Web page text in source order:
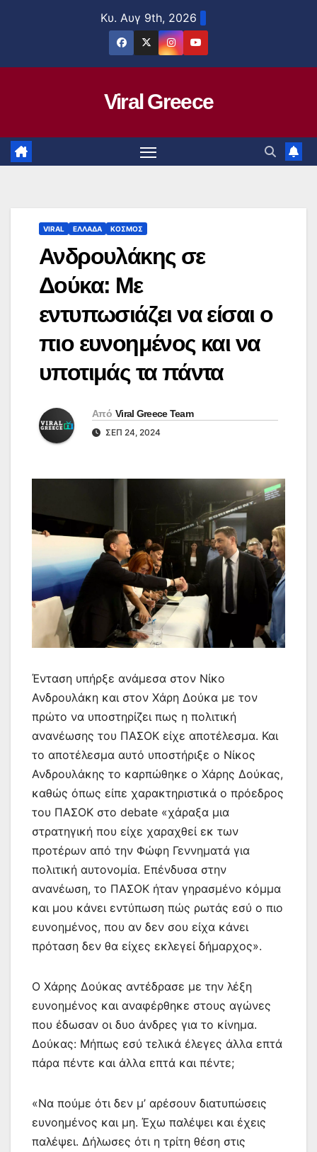
Κυ. Αυγ 9th, 2026
Viral Greece
VIRAL ΕΛΛΑΔΑ ΚΟΣΜΟΣ
Ανδρουλάκης σε
Δούκα: Με
εντυπωσιάζει να είσαι ο
πιο ευνοημένος και να
υποτιμάς τα πάντα
Από Viral Greece Team
ΣΕΠ 24, 2024
Ένταση υπήρξε ανάμεσα στον Νίκο
Ανδρουλάκη και στον Χάρη Δούκα με τον
πρώτο να υποστηρίζει πως η πολιτική
ανανέωσης του ΠΑΣΟΚ είχε αποτέλεσμα. Και
το αποτέλεσμα αυτό υποστήριξε ο Νίκος
Ανδρουλάκης το καρπώθηκε ο Χάρης Δούκας,
καθώς όπως είπε χαρακτηριστικά ο πρόεδρος
του ΠΑΣΟΚ στο debate «χάραξα μια
στρατηγική που είχε χαραχθεί εκ των
προτέρων από την Φώφη Γεννηματά για
πολιτική αυτονομία. Επένδυσα στην
ανανέωση, το ΠΑΣΟΚ ήταν γηρασμένο κόμμα
και μου κάνει εντύπωση πώς ρωτάς εσύ ο πιο
ευνοημένος, που αν δεν σου είχα κάνει
πρόταση δεν θα είχες εκλεγεί δήμαρχος».
Ο Χάρης Δούκας αντέδρασε με την λέξη
ευνοημένος και αναφέρθηκε στους αγώνες
που έδωσαν οι δυο άνδρες για το κίνημα.
Δούκας: Μήπως εσύ τελικά έλεγες άλλα επτά
πάρα πέντε και άλλα επτά και πέντε;
«Να πούμε ότι δεν μ’ αρέσουν διατυπώσεις
ευνοημένος και μη. Έχω παλέψει και έχεις
παλέψει. Δήλωσες ότι η τρίτη θέση στις